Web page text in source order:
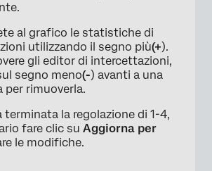
al grafico le statistiche di
utilizzando il segno più(+).
gli editor di intercettazioni,
segno meno(-) avanti a una
rimuoverla.
terminata la regolazione di 1-4,
fare clic su Aggiorna per
le modifiche.